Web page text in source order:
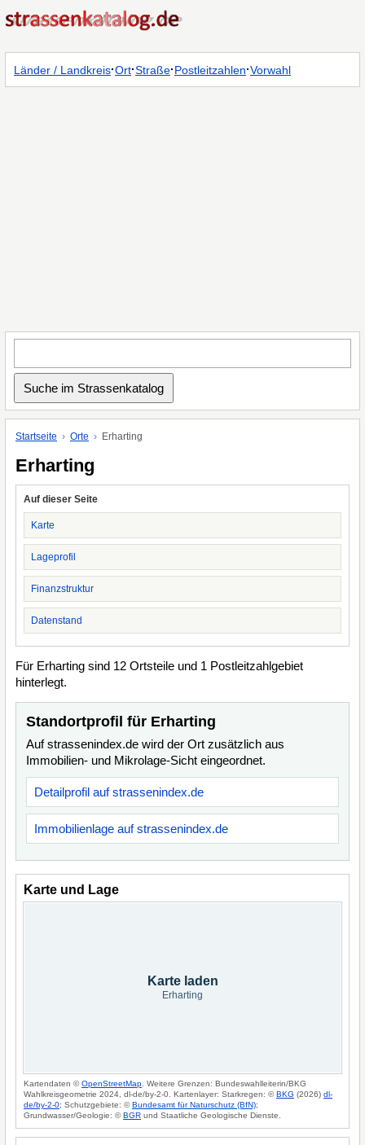
Länder / Landkreis·Ort·Straße·Postleitzahlen·Vorwahl
Startseite Orte Erharting
Erharting
Auf dieser Seite
Karte
Lageprofil
Finanzstruktur
Datenstand
Für Erharting sind 12 Ortsteile und 1 Postleitzahlgebiet
hinterlegt.
Standortprofil für Erharting
Auf strassenindex.de wird der Ort zusätzlich aus
Immobilien- und Mikrolage-Sicht eingeordnet.
Detailprofil auf strassenindex.de
Immobilienlage auf strassenindex.de
Karte und Lage
Karte laden
Erharting
Kartendaten ©OpenStreetMap . Weitere Grenzen: Bundeswahlleiterin/BKG
Wahlkreisgeometrie 2024, dl-de/by-2-0. Kartenlayer: Starkregen: ©BKG (2026) dl-
de/by-2-0; Schutzgebiete: ©Bundesamt für Naturschutz (BfN);
Grundwasser/Geologie: ©BGR und Staatliche Geologische Dienste.